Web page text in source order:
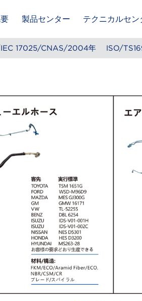
製品センター テクニカルセン
CNAS/2004年 ISO/TS16949/